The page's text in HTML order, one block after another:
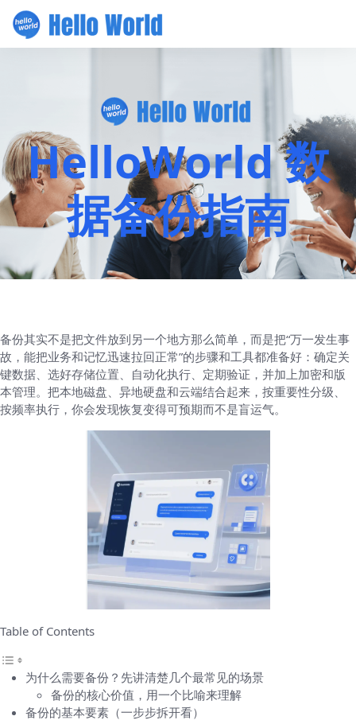
HelloWorld 数
据备份指南
备份其实不是把文件放到另一个地方那么简单，而是把“万一发生事
故，能把业务和记忆迅速拉回正常”的步骤和工具都准备好：确定关
键数据、选好存储位置、自动化执行、定期验证，并加上加密和版
本管理。把本地磁盘、异地硬盘和云端结合起来，按重要性分级、
按频率执行，你会发现恢复变得可预期而不是盲运气。
Table of Contents
为什么需要备份？先讲清楚几个最常见的场景
备份的核心价值，用一个比喻来理解
备份的基本要素（一步步拆开看）